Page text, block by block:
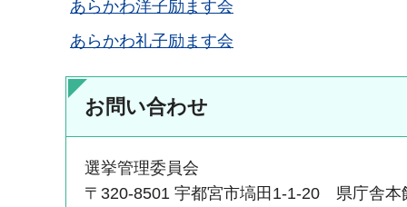
あらかわ洋子励ます会
あらかわ礼子励ます会
お問い合わせ
選挙管理委員会
〒320-8501 宇都宮市塙田1-1-20 県庁舎本